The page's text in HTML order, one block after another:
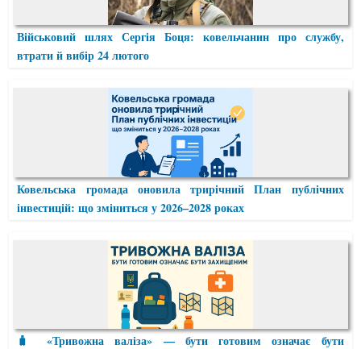
Військовий шлях Сергія Боця: ковельчанин про службу,
втрати й вибір 24 лютого
Ковельська громада оновила трирічний План публічних
інвестицій: що зміниться у 2026–2028 роках
🧳 «Тривожна валіза» — бути готовим означає бути